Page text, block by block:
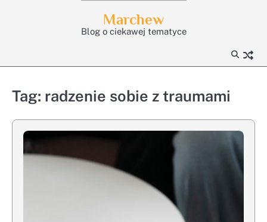
Marchew
Blog o ciekawej tematyce
Tag: radzenie sobie z traumami